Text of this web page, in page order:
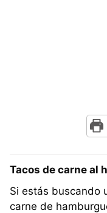
Tacos de carne al
Si estás buscando
carne de